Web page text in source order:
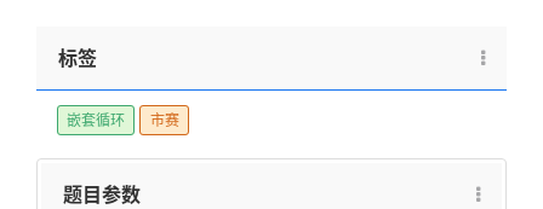
标签
嵌套循环 市赛
题目参数